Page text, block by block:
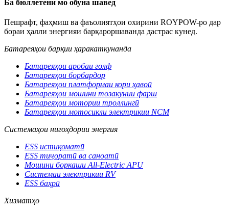
Ба бюллетени мо обуна шавед
Пешрафт, фаҳмиш ва фаъолиятҳои охирини ROYPOW-ро дар
бораи ҳалли энергияи барқароршаванда дастрас кунед.
Батареяҳои барқии ҳаракаткунанда
Батареяҳои аробаи голф
Батареяҳои борбардор
Батареяҳои платформаи кори ҳавоӣ
Батареяҳои мошини тозакунии фарш
Батареяҳои мотории троллингӣ
Батареяҳои мотосикли электрикии NCM
Системаҳои нигоҳдории энергия
ESS истиқоматӣ
ESS тиҷоратӣ ва саноатӣ
Мошини боркаши All-Electric APU
Системаи электрикии RV
ESS баҳрӣ
Хизматҳо